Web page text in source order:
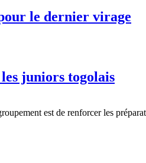
le dernier virage
juniors togolais
est de renforcer les